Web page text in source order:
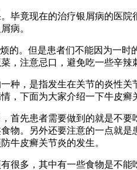
毕竟现在的治疗银屑病的医
病。
的。但是患者们不能因为一
注意忌口，避免吃一些辛
种，是指发生在关节的炎性
，下面为大家介绍一下牛皮癣
首先患者需要做到的就是不
物。另外还要注意的一点就
牛皮癣关节炎的发生。
很多，其中有一些食物是不